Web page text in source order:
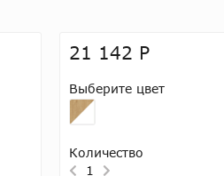
21 142 Р
Выберите цвет
Количество
1